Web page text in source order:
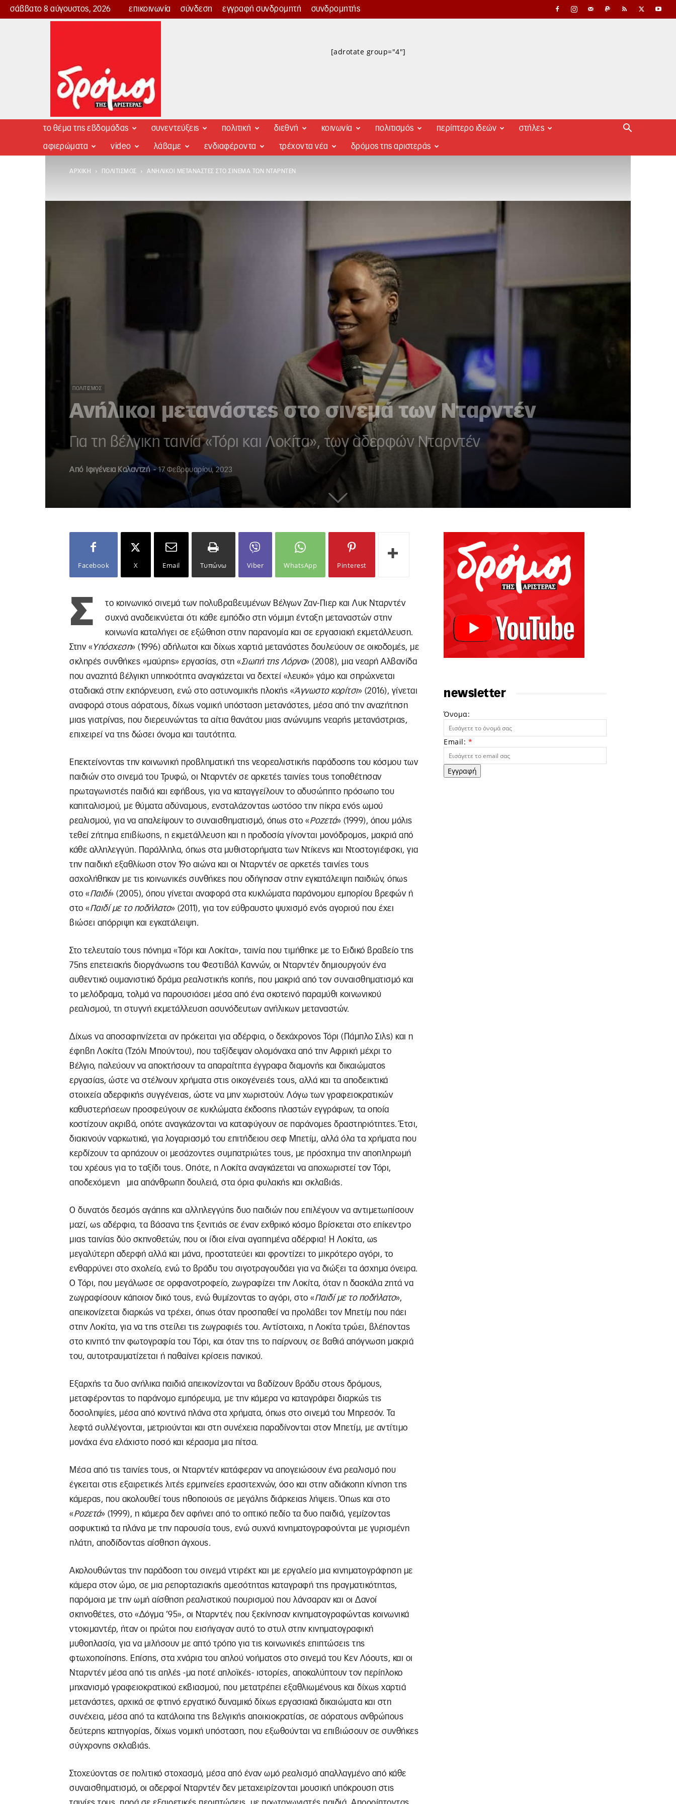
σάββατο 8 αύγουστος, 2026 επικοινωνία σύνδεση εγγραφή συνδρομητή συνδρομητής
Δρόμος
[adrotate group="4"]
το θέμα της εβδομάδας συνεντεύξεις πολιτική διεθνή κοινωνία πολιτισμός περίπτερο ιδεών στήλες
αφιερώματα video λάβαμε ενδιαφέροντα τρέχοντα νέα δρόμος της αριστεράς
ΑΡΧΙΚΉ ΠΟΛΙΤΙΣΜΌΣ ΑΝΉΛΙΚΟΙ ΜΕΤΑΝΆΣΤΕΣ ΣΤΟ ΣΙΝΕΜΆ ΤΩΝ ΝΤΑΡΝΤΈΝ
ΠΟΛΙΤΙΣΜΌΣ
Ανήλικοι μετανάστες στο σινεμά των Νταρντέν
Για τη βέλγικη ταινία «Τόρι και Λοκίτα», των αδερφών Νταρντέν
Από Ιφιγένεια Καλαντζή - 17 Φεβρουαρίου, 2023
Facebook X Email Τυπώνω Viber WhatsApp Pinterest
Σ
το κοινωνικό σινεμά των πολυβραβευμένων Βέλγων Ζαν-Πιερ και Λυκ Νταρντέν
συχνά αναδεικνύεται ότι κάθε εμπόδιο στη νόμιμη ένταξη μεταναστών στην
κοινωνία καταλήγει σε εξώθηση στην παρανομία και σε εργασιακή εκμετάλλευση.
Στην «Υπόσχεση» (1996) αδήλωτοι και δίχως χαρτιά μετανάστες δουλεύουν σε οικοδομές, με
σκληρές συνθήκες «μαύρης» εργασίας, στη «Σιωπή της Λόρνα» (2008), μια νεαρή Αλβανίδα
που αναζητά βέλγικη υπηκοότητα αναγκάζεται να δεχτεί «λευκό» γάμο και σπρώχνεται
σταδιακά στην εκπόρνευση, ενώ στο αστυνομικής πλοκής «Άγνωστο κορίτσι» (2016), γίνεται
αναφορά στους αόρατους, δίχως νομική υπόσταση μετανάστες, μέσα από την αναζήτηση
μιας γιατρίνας, που διερευνώντας τα αίτια θανάτου μιας ανώνυμης νεαρής μετανάστριας,
επιχειρεί να της δώσει όνομα και ταυτότητα.
Επεκτείνοντας την κοινωνική προβληματική της νεορεαλιστικής παράδοσης του κόσμου των
παιδιών στο σινεμά του Τρυφώ, οι Νταρντέν σε αρκετές ταινίες τους τοποθέτησαν
πρωταγωνιστές παιδιά και εφήβους, για να καταγγείλουν το αδυσώπητο πρόσωπο του
καπιταλισμού, με θύματα αδύναμους, ενσταλάζοντας ωστόσο την πίκρα ενός ωμού
ρεαλισμού, για να απαλείψουν το συναισθηματισμό, όπως στο «Ροζετά» (1999), όπου μόλις
τεθεί ζήτημα επιβίωσης, η εκμετάλλευση και η προδοσία γίνονται μονόδρομος, μακριά από
κάθε αλληλεγγύη. Παράλληλα, όπως στα μυθιστορήματα των Ντίκενς και Ντοστογιέφσκι, για
την παιδική εξαθλίωση στον 19ο αιώνα και οι Νταρντέν σε αρκετές ταινίες τους
ασχολήθηκαν με τις κοινωνικές συνθήκες που οδήγησαν στην εγκατάλειψη παιδιών, όπως
στο «Παιδί» (2005), όπου γίνεται αναφορά στα κυκλώματα παράνομου εμπορίου βρεφών ή
στο «Παιδί με το ποδήλατο» (2011), για τον εύθραυστο ψυχισμό ενός αγοριού που έχει
βιώσει απόρριψη και εγκατάλειψη.
Στο τελευταίο τους πόνημα «Τόρι και Λοκίτα», ταινία που τιμήθηκε με το Ειδικό βραβείο της
75ης επετειακής διοργάνωσης του Φεστιβάλ Καννών, οι Νταρντέν δημιουργούν ένα
αυθεντικό ουμανιστικό δράμα ρεαλιστικής κοπής, που μακριά από τον συναισθηματισμό και
το μελόδραμα, τολμά να παρουσιάσει μέσα από ένα σκοτεινό παραμύθι κοινωνικού
ρεαλισμού, τη στυγνή εκμετάλλευση ασυνόδευτων ανήλικων μεταναστών.
Δίχως να αποσαφηνίζεται αν πρόκειται για αδέρφια, ο δεκάχρονος Τόρι (Πάμπλο Σιλς) και η
έφηβη Λοκίτα (Τζόλι Μπούντου), που ταξίδεψαν ολομόναχα από την Αφρική μέχρι το
Βέλγιο, παλεύουν να αποκτήσουν τα απαραίτητα έγγραφα διαμονής και δικαιώματος
εργασίας, ώστε να στέλνουν χρήματα στις οικογένειές τους, αλλά και τα αποδεικτικά
στοιχεία αδερφικής συγγένειας, ώστε να μην χωριστούν. Λόγω των γραφειοκρατικών
καθυστερήσεων προσφεύγουν σε κυκλώματα έκδοσης πλαστών εγγράφων, τα οποία
κοστίζουν ακριβά, οπότε αναγκάζονται να καταφύγουν σε παράνομες δραστηριότητες. Έτσι,
διακινούν ναρκωτικά, για λογαριασμό του επιτήδειου σεφ Μπετίμ, αλλά όλα τα χρήματα που
κερδίζουν τα αρπάζουν οι μεσάζοντες συμπατριώτες τους, με πρόσχημα την αποπληρωμή
του χρέους για το ταξίδι τους. Οπότε, η Λοκίτα αναγκάζεται να αποχωριστεί τον Τόρι,
αποδεχόμενη μια απάνθρωπη δουλειά, στα όρια φυλακής και σκλαβιάς.
Ο δυνατός δεσμός αγάπης και αλληλεγγύης δυο παιδιών που επιλέγουν να αντιμετωπίσουν
μαζί, ως αδέρφια, τα βάσανα της ξενιτιάς σε έναν εχθρικό κόσμο βρίσκεται στο επίκεντρο
μιας ταινίας δύο σκηνοθετών, που οι ίδιοι είναι αγαπημένα αδέρφια! Η Λοκίτα, ως
μεγαλύτερη αδερφή αλλά και μάνα, προστατεύει και φροντίζει το μικρότερο αγόρι, το
ενθαρρύνει στο σχολείο, ενώ το βράδυ του σιγοτραγουδάει για να διώξει τα άσχημα όνειρα.
Ο Τόρι, που μεγάλωσε σε ορφανοτροφείο, ζωγραφίζει την Λοκίτα, όταν η δασκάλα ζητά να
ζωγραφίσουν κάποιον δικό τους, ενώ θυμίζοντας το αγόρι, στο «Παιδί με το ποδήλατο»,
απεικονίζεται διαρκώς να τρέχει, όπως όταν προσπαθεί να προλάβει τον Μπετίμ που πάει
στην Λοκίτα, για να της στείλει τις ζωγραφιές του. Αντίστοιχα, η Λοκίτα τρώει, βλέποντας
στο κινητό την φωτογραφία του Τόρι, και όταν της το παίρνουν, σε βαθιά απόγνωση μακριά
του, αυτοτραυματίζεται ή παθαίνει κρίσεις πανικού.
Εξαρχής τα δυο ανήλικα παιδιά απεικονίζονται να βαδίζουν βράδυ στους δρόμους,
μεταφέροντας το παράνομο εμπόρευμα, με την κάμερα να καταγράφει διαρκώς τις
δοσοληψίες, μέσα από κοντινά πλάνα στα χρήματα, όπως στο σινεμά του Μπρεσόν. Τα
λεφτά συλλέγονται, μετριούνται και στη συνέχεια παραδίνονται στον Μπετίμ, με αντίτιμο
μονάχα ένα ελάχιστο ποσό και κέρασμα μια πίτσα.
Μέσα από τις ταινίες τους, οι Νταρντέν κατάφεραν να απογειώσουν ένα ρεαλισμό που
έγκειται στις εξαιρετικές λιτές ερμηνείες ερασιτεχνών, όσο και στην αδιάκοπη κίνηση της
κάμερας, που ακολουθεί τους ηθοποιούς σε μεγάλης διάρκειας λήψεις. Όπως και στο
«Ροζετά» (1999), η κάμερα δεν αφήνει από το οπτικό πεδίο τα δυο παιδιά, γεμίζοντας
ασφυκτικά τα πλάνα με την παρουσία τους, ενώ συχνά κινηματογραφούνται με γυρισμένη
πλάτη, αποδίδοντας αίσθηση άγχους.
Ακολουθώντας την παράδοση του σινεμά ντιρέκτ και με εργαλείο μια κινηματογράφηση με
κάμερα στον ώμο, σε μια ρεπορταζιακής αμεσότητας καταγραφή της πραγματικότητας,
παρόμοια με την ωμή αίσθηση ρεαλιστικού πουρισμού που λάνσαραν και οι Δανοί
σκηνοθέτες, στο «Δόγμα ’95», οι Νταρντέν, που ξεκίνησαν κινηματογραφώντας κοινωνικά
ντοκιμαντέρ, ήταν οι πρώτοι που εισήγαγαν αυτό το στυλ στην κινηματογραφική
μυθοπλασία, για να μιλήσουν με απτό τρόπο για τις κοινωνικές επιπτώσεις της
φτωχοποίησης. Επίσης, στα χνάρια του απλού νοήματος στο σινεμά του Κεν Λόουτς, και οι
Νταρντέν μέσα από τις απλές -μα ποτέ απλοϊκές- ιστορίες, αποκαλύπτουν τον περίπλοκο
μηχανισμό γραφειοκρατικού εκβιασμού, που μετατρέπει εξαθλιωμένους και δίχως χαρτιά
μετανάστες, αρχικά σε φτηνό εργατικό δυναμικό δίχως εργασιακά δικαιώματα και στη
συνέχεια, μέσα από τα κατάλοιπα της βελγικής αποικιοκρατίας, σε αόρατους ανθρώπους
δεύτερης κατηγορίας, δίχως νομική υπόσταση, που εξωθούνται να επιβιώσουν σε συνθήκες
σύγχρονης σκλαβιάς.
Στοχεύοντας σε πολιτικό στοχασμό, μέσα από έναν ωμό ρεαλισμό απαλλαγμένο από κάθε
συναισθηματισμό, οι αδερφοί Νταρντέν δεν μεταχειρίζονται μουσική υπόκρουση στις
newsletter
Όνομα:
Email: *
Εγγραφή